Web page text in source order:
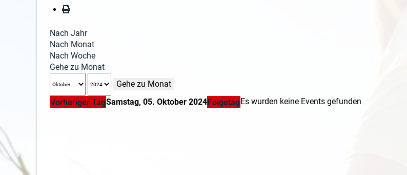
Nach Jahr
Nach Monat
Nach Woche
Gehe zu Monat
Gehe zu Monat
Vorheriger TagSamstag, 05. Oktober 2024FolgetagEs wurden keine Events gefunden